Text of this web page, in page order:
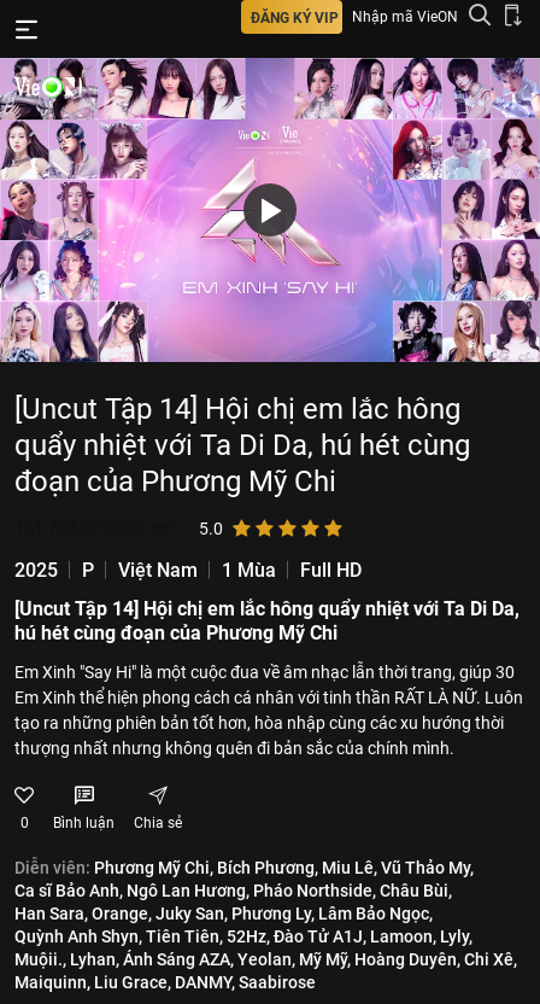
ĐĂNG KÝ VIP Nhập mã VieON
[Uncut Tập 14] Hội chị em lắc hông
quẩy nhiệt với Ta Di Da, hú hét cùng
đoạn của Phương Mỹ Chi
5.0
2025 P Việt Nam 1 Mùa
Full HD
[Uncut Tập 14] Hội chị em lắc hông quẩy nhiệt với Ta Di Da,
hú hét cùng đoạn của Phương Mỹ Chi
Em Xinh "Say Hi" là một cuộc đua về âm nhạc lẫn thời trang, giúp 30
Em Xinh thể hiện phong cách cá nhân với tinh thần RẤT LÀ NỮ. Luôn
tạo ra những phiên bản tốt hơn, hòa nhập cùng các xu hướng thời
thượng nhất nhưng không quên đi bản sắc của chính mình.
0 Bình luận Chia sẻ
Diễn viên: Phương Mỹ Chi, Bích Phương, Miu Lê,Vũ Thảo My,
Ca sĩ Bảo Anh, Ngô Lan Hương, Pháo Northside,Châu Bùi,
Han Sara,Orange,Juky San, Phương Ly, Lâm Bảo Ngọc,
Quỳnh Anh Shyn,Tiên Tiên, 52Hz,Đào Tử A1J, Lamoon, Lyly,
Muộii., Lyhan,Ánh Sáng AZA,Yeolan, Mỹ Mỹ, Hoàng Duyên,Chi Xê,
Maiquinn, Liu Grace, DANMY,Saabirose